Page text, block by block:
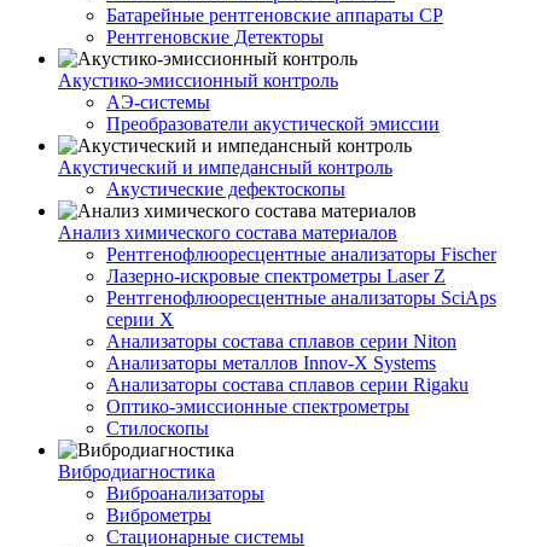
Батарейные рентгеновские аппараты CP
Рентгеновские Детекторы
Акустико-эмисcионный контроль
АЭ-системы
Преобразователи акустической эмиссии
Акустический и импедансный контроль
Акустические дефектоскопы
Анализ химического состава материалов
Рентгенофлюоресцентные анализаторы Fischer
Лазерно-искровые спектрометры Laser Z
Рентгенофлюоресцентные анализаторы SciAps
серии Х
Анализаторы состава сплавов серии Niton
Анализаторы металлов Innov-X Systems
Анализаторы состава сплавов серии Rigaku
Оптико-эмиссионные спектрометры
Стилоскопы
Вибродиагностика
Виброанализаторы
Виброметры
Стационарные системы